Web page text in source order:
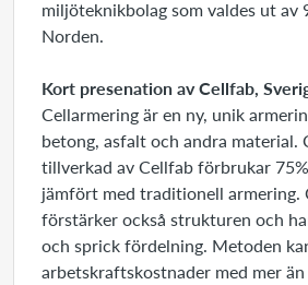
miljöteknikbolag som valdes ut av
Norden.
Kort presenation av Cellfab,
Cellarmering är en ny, unik
betong, asfalt och andra material.
tillverkad av Cellfab förbrukar
jämfört med traditionell armering.
förstärker också strukturen och
och sprick fördelning. Metoden
arbetskraftskostnader med mer än